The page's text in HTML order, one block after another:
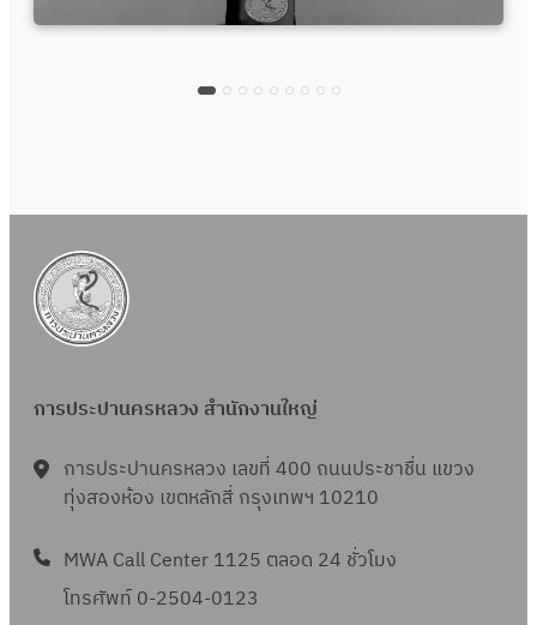
การประปานครหลวง สำนักงานใหญ่
การประปานครหลวง เลขที่ 400 ถนนประชาชื่น แขวง
ทุ่งสองห้อง เขตหลักสี่ กรุงเทพฯ 10210
MWA Call Center 1125 ตลอด 24 ชั่วโมง
โทรศัพท์ 0-2504-0123